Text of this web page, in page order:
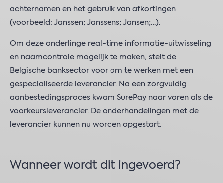
achternamen en het gebruik van afkortingen
(voorbeeld: Janssen; Janssens; Jansen;…).
Om deze onderlinge real-time informatie-uitwisseling
en naamcontrole mogelijk te maken, stelt de
Belgische banksector voor om te werken met een
gespecialiseerde leverancier. Na een zorgvuldig
aanbestedingsproces kwam SurePay naar voren als de
voorkeursleverancier. De onderhandelingen met de
leverancier kunnen nu worden opgestart.
Wanneer wordt dit ingevoerd?